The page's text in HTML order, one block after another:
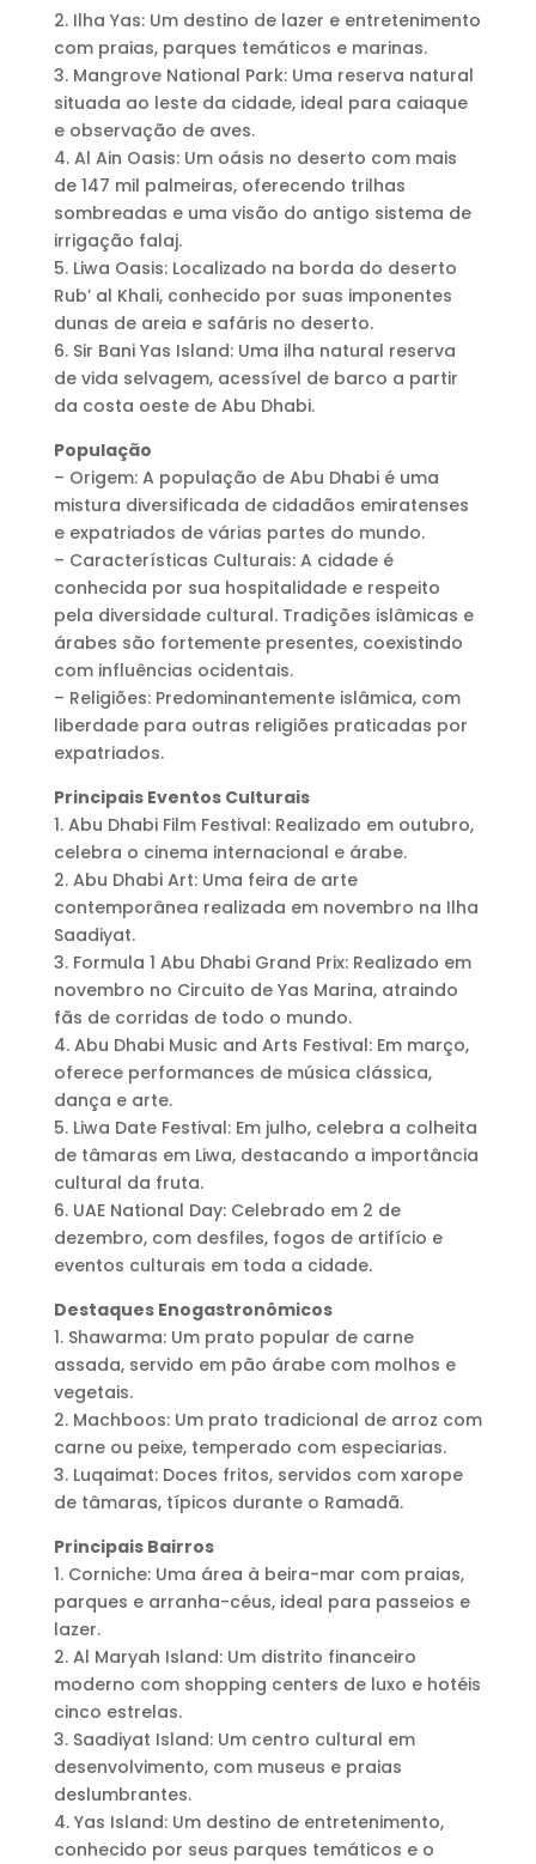
2. Ilha Yas: Um destino de lazer e entretenimento
com praias, parques temáticos e marinas.
3. Mangrove National Park: Uma reserva natural
situada ao leste da cidade, ideal para caiaque
e observação de aves.
4. Al Ain Oasis: Um oásis no deserto com mais
de 147 mil palmeiras, oferecendo trilhas
sombreadas e uma visão do antigo sistema de
irrigação falaj.
5. Liwa Oasis: Localizado na borda do deserto
Rub’ al Khali, conhecido por suas imponentes
dunas de areia e safáris no deserto.
6. Sir Bani Yas Island: Uma ilha natural reserva
de vida selvagem, acessível de barco a partir
da costa oeste de Abu Dhabi.
População
– Origem: A população de Abu Dhabi é uma
mistura diversificada de cidadãos emiratenses
e expatriados de várias partes do mundo.
– Características Culturais: A cidade é
conhecida por sua hospitalidade e respeito
pela diversidade cultural. Tradições islâmicas e
árabes são fortemente presentes, coexistindo
com influências ocidentais.
– Religiões: Predominantemente islâmica, com
liberdade para outras religiões praticadas por
expatriados.
Principais Eventos Culturais
1. Abu Dhabi Film Festival: Realizado em outubro,
celebra o cinema internacional e árabe.
2. Abu Dhabi Art: Uma feira de arte
contemporânea realizada em novembro na Ilha
Saadiyat.
3. Formula 1 Abu Dhabi Grand Prix: Realizado em
novembro no Circuito de Yas Marina, atraindo
fãs de corridas de todo o mundo.
4. Abu Dhabi Music and Arts Festival: Em março,
oferece performances de música clássica,
dança e arte.
5. Liwa Date Festival: Em julho, celebra a colheita
de tâmaras em Liwa, destacando a importância
cultural da fruta.
6. UAE National Day: Celebrado em 2 de
dezembro, com desfiles, fogos de artifício e
eventos culturais em toda a cidade.
Destaques Enogastronômicos
1. Shawarma: Um prato popular de carne
assada, servido em pão árabe com molhos e
vegetais.
2. Machboos: Um prato tradicional de arroz com
carne ou peixe, temperado com especiarias.
3. Luqaimat: Doces fritos, servidos com xarope
de tâmaras, típicos durante o Ramadã.
Principais Bairros
1. Corniche: Uma área à beira-mar com praias,
parques e arranha-céus, ideal para passeios e
lazer.
2. Al Maryah Island: Um distrito financeiro
moderno com shopping centers de luxo e hotéis
cinco estrelas.
3. Saadiyat Island: Um centro cultural em
desenvolvimento, com museus e praias
deslumbrantes.
4. Yas Island: Um destino de entretenimento,
conhecido por seus parques temáticos e o